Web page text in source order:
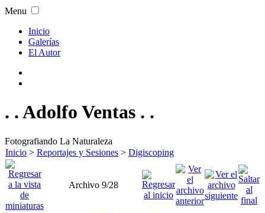
Menu
Inicio
Galerías
El Autor
. . Adolfo Ventas . .
Fotografiando La Naturaleza
Inicio > Reportajes y Sesiones > Digiscoping
Archivo 9/28